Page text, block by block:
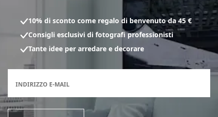
10% di sconto come regalo di benvenuto da 45 €
Consigli esclusivi di fotografi professionisti
Tante idee per arredare e decorare
INDIRIZZO E-MAIL